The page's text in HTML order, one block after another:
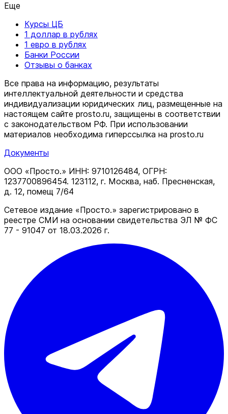
Еще
Курсы ЦБ
1 доллар в рублях
1 евро в рублях
Банки России
Отзывы о банках
Все права на информацию, результаты
интеллектуальной деятельности и средства
индивидуализации юридических лиц, размещенные на
настоящем сайте prosto.ru, защищены в соответствии
c законодательством РФ. При использовании
материалов необходима гиперссылка на prosto.ru
Документы
ООО «Просто.» ИНН: 9710126484, ОГРН:
1237700896454. 123112, г. Москва, наб. Пресненская,
д. 12, помещ 7/64
Сетевое издание «Просто.» зарегистрировано в
реестре СМИ на основании свидетельства ЭЛ № ФС
77 - 91047 от 18.03.2026 г.